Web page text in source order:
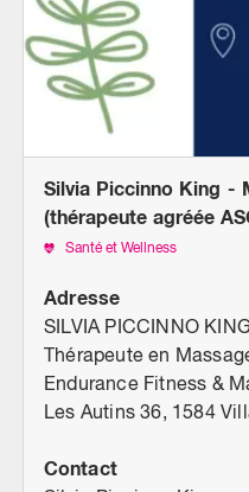
Silvia Piccinno King -
(thérapeute agréée
Santé et Wellness
Adresse
SILVIA PICCINNO
Thérapeute en
Endurance Fitness &
Les Autins 36, 1584
Contact